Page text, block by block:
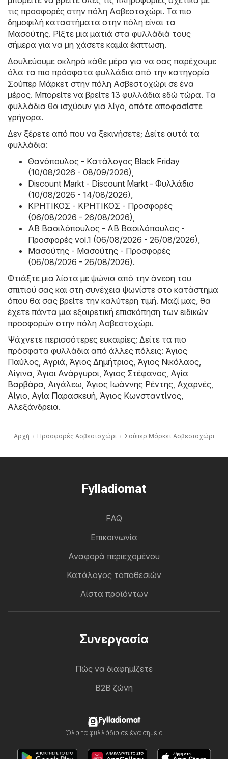
τις προσφορές στην πόλη Ασβεστοχώρι. Τα πιο
δημοφιλή καταστήματα στην πόλη είναι τα
Μασούτης. Ρίξτε μια ματιά στα φυλλάδιά τους
σήμερα για να μη χάσετε καμία έκπτωση.
Δουλεύουμε σκληρά κάθε μέρα για να σας παρέχουμε
όλα τα πιο πρόσφατα φυλλάδια από την κατηγορία
Σούπερ Μάρκετ στην πόλη Ασβεστοχώρι σε ένα
μέρος. Μπορείτε να βρείτε 13 φυλλάδια εδώ τώρα. Τα
φυλλάδια θα ισχύουν για λίγο, οπότε αποφασίστε
γρήγορα.
Δεν ξέρετε από που να ξεκινήσετε; Δείτε αυτά τα
φυλλάδια:
Θανόπουλος - Kατάλογος Black Friday
(10/08/2026 - 08/09/2026),
Discount Markt - Discount Markt - Φυλλάδιο
(10/08/2026 - 14/08/2026),
ΚΡΗΤΙΚΟΣ - ΚΡΗΤΙΚΟΣ - Προσφορές
(06/08/2026 - 26/08/2026),
ΑΒ Βασιλόπουλος - ΑΒ Βασιλόπουλος -
Προσφορές vol.1 (06/08/2026 - 26/08/2026),
Μασούτης - Μασούτης - Προσφορές
(06/08/2026 - 26/08/2026).
Φτιάξτε μια λίστα με ψώνια από την άνεση του
σπιτιού σας και στη συνέχεια ψωνίστε στο κατάστημα
όπου θα σας βρείτε την καλύτερη τιμή. Μαζί μας, θα
έχετε πάντα μια εξαιρετική επισκόπηση των ειδικών
προσφορών στην πόλη Ασβεστοχώρι.
Ψάχνετε περισσότερες ευκαιρίες; Δείτε τα πιο
πρόσφατα φυλλάδια από άλλες πόλεις: Άγιος
Παύλος, Αγριά, Άγιος Δημήτριος, Άγιος Νικόλαος,
Αίγινα, Άγιοι Ανάργυροι, Άγιος Στέφανος, Αγία
Βαρβάρα, Αιγάλεω, Άγιος Ιωάννης Ρέντης, Αχαρνές,
Αίγιο, Αγία Παρασκευή, Άγιος Κωνσταντίνος,
Αλεξάνδρεια.
Αρχή Προσφορές Ασβεστοχώρι Σούπερ Μάρκετ Ασβεστοχώρι
Fylladiomat
FAQ
Επικοινωνία
Αναφορά περιεχομένου
Κατάλογος τοποθεσιών
Λίστα προϊόντων
Συνεργασία
Πώς να διαφημίζετε
B2B ζώνη
Fylladiomat
Όλα τα φυλλάδια σε ένα σημείο